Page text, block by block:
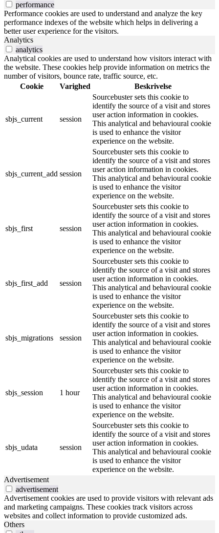
performance
Performance cookies are used to understand and analyze the key
performance indexes of the website which helps in delivering a
better user experience for the visitors.
Analytics
analytics
Analytical cookies are used to understand how visitors interact with
the website. These cookies help provide information on metrics the
number of visitors, bounce rate, traffic source, etc.
Cookie
Varighed Beskrivelse
sbjs_current session
Sourcebuster sets this cookie to
identify the source of a visit and stores
user action information in cookies.
This analytical and behavioural cookie
is used to enhance the visitor
experience on the website.
sbjs_current_add session
Sourcebuster sets this cookie to
identify the source of a visit and stores
user action information in cookies.
This analytical and behavioural cookie
is used to enhance the visitor
experience on the website.
sbjs_first session
Sourcebuster sets this cookie to
identify the source of a visit and stores
user action information in cookies.
This analytical and behavioural cookie
is used to enhance the visitor
experience on the website.
sbjs_first_add session
Sourcebuster sets this cookie to
identify the source of a visit and stores
user action information in cookies.
This analytical and behavioural cookie
is used to enhance the visitor
experience on the website.
sbjs_migrations session
Sourcebuster sets this cookie to
identify the source of a visit and stores
user action information in cookies.
This analytical and behavioural cookie
is used to enhance the visitor
experience on the website.
sbjs_session 1 hour
Sourcebuster sets this cookie to
identify the source of a visit and stores
user action information in cookies.
This analytical and behavioural cookie
is used to enhance the visitor
experience on the website.
sbjs_udata session
Sourcebuster sets this cookie to
identify the source of a visit and stores
user action information in cookies.
This analytical and behavioural cookie
is used to enhance the visitor
experience on the website.
Advertisement
advertisement
Advertisement cookies are used to provide visitors with relevant ads
and marketing campaigns. These cookies track visitors across
websites and collect information to provide customized ads.
Others